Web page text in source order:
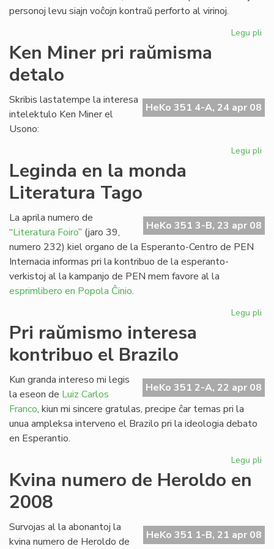
personoj levu siajn voĉojn kontraŭ perforto al virinoj.
Legu pli
la
Ken Miner pri raŭmisma
detalo
HeKo 351 4-A, 24 apr 08
Skribis lastatempe la interesa
intelektulo Ken Miner el
Usono:
Legu pli
Leginda en la monda
Literatura Tago
HeKo 351 3-B, 23 apr 08
La aprila numero de
“Literatura Foiro” (jaro 39,
numero 232) kiel organo de la Esperanto-Centro de PEN
Internacia informas pri la kontribuo de la esperanto-
verkistoj al la kampanjo de PEN mem favore al la
esprimlibero en Popola Ĉinio.
Legu pli
Pri raŭmismo interesa
kontribuo el Brazilo
HeKo 351 2-A, 22 apr 08
Kun granda intereso mi legis
la eseon de Luiz Carlos
Franco, kiun mi sincere gratulas, precipe ĉar temas pri la
unua ampleksa interveno el Brazilo pri la ideologia debato
en Esperantio.
Legu pli
el
Kvina numero de Heroldo en
2008
HeKo 351 1-B, 21 apr 08
Survojas al la abonantoj la
kvina numero de Heroldo de